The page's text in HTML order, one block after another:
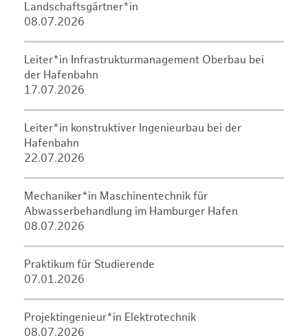
Landschaftsgärtner*in
08.07.2026
Leiter*in Infrastrukturmanagement Oberbau bei
der Hafenbahn
17.07.2026
Leiter*in konstruktiver Ingenieurbau bei der
Hafenbahn
22.07.2026
Mechaniker*in Maschinentechnik für
Abwasserbehandlung im Hamburger Hafen
08.07.2026
Praktikum für Studierende
07.01.2026
Projektingenieur*in Elektrotechnik
08.07.2026